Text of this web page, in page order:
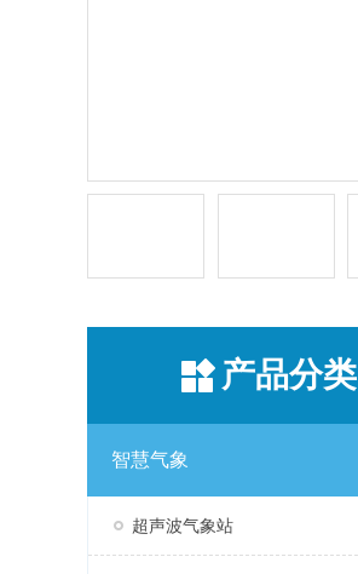
产品分类
智慧气象
超声波气象站